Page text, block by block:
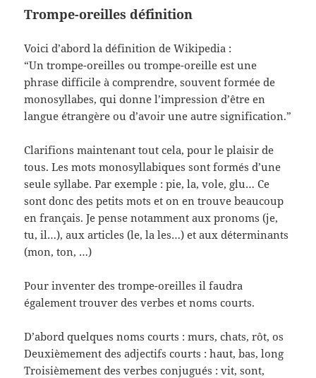
Trompe-oreilles définition
Voici d’abord la définition de Wikipedia :
“Un trompe-oreilles ou trompe-oreille est une
phrase difficile à comprendre, souvent formée de
monosyllabes, qui donne l’impression d’être en
langue étrangère ou d’avoir une autre signification.”
Clarifions maintenant tout cela, pour le plaisir de
tous. Les mots monosyllabiques sont formés d’une
seule syllabe. Par exemple : pie, la, vole, glu… Ce
sont donc des petits mots et on en trouve beaucoup
en français. Je pense notamment aux pronoms (je,
tu, il…), aux articles (le, la les…) et aux déterminants
(mon, ton, …)
Pour inventer des trompe-oreilles il faudra
également trouver des verbes et noms courts.
D’abord quelques noms courts : murs, chats, rôt, os
Deuxièmement des adjectifs courts : haut, bas, long
Troisièmement des verbes conjugués : vit, sont,